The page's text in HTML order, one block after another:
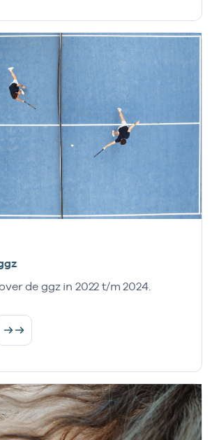
de ggz in 2022 t/m 2024.